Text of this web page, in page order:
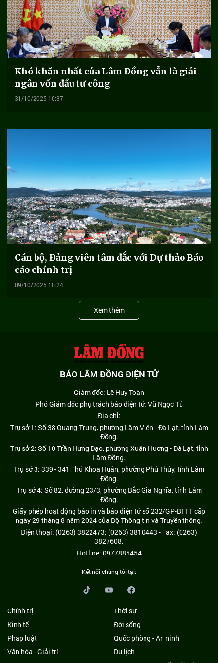
Khó khăn nhất của Lâm Đồng vẫn là giải
ngân vốn đầu tư công
31/10/2025 10:37
Cán bộ, Đảng viên tâm đắc với Dự thảo Báo
cáo chính trị
09/10/2025 10:24
Xem thêm
BÁO LÂM ĐỒNG ĐIỆN TỬ
Giám đốc: Lê Huy Toàn
Phó Giám đốc phụ trách báo điện tử: Vũ Ngọc Tú
Địa chỉ:
Trụ sở 1: Số 38 Quang Trung, phường Lâm Viên - Đà Lạt, tỉnh Lâm
Đồng.
Trụ sở 2: Số 10 Trần Hưng Đạo, phường Xuân Hương - Đà Lạt, tỉnh
Lâm Đồng.
Trụ sở 3: 339 - 341 Thủ Khoa Huân, phường Phú Thủy, tỉnh Lâm
Đồng.
Trụ sở 4: Số 82, đường 23/3, phường Bắc Gia Nghĩa, tỉnh Lâm
Đồng.
Giấy phép hoạt động báo in và báo điện tử số 232/GP-BTTT cấp
ngày 29 tháng 8 năm 2024 của Bộ Thông tin và Truyền thông.
Điện thoại: (0263) 3822473; (0263) 3810443 - Fax: (0263)
3827608.
Hotline: 0977885454
Kết nối chúng tôi tại:
Chính trị
Thời sự
Kinh tế
Đời sống
Pháp luật
Quốc phòng - An ninh
Văn hóa - Giải trí
Du lịch